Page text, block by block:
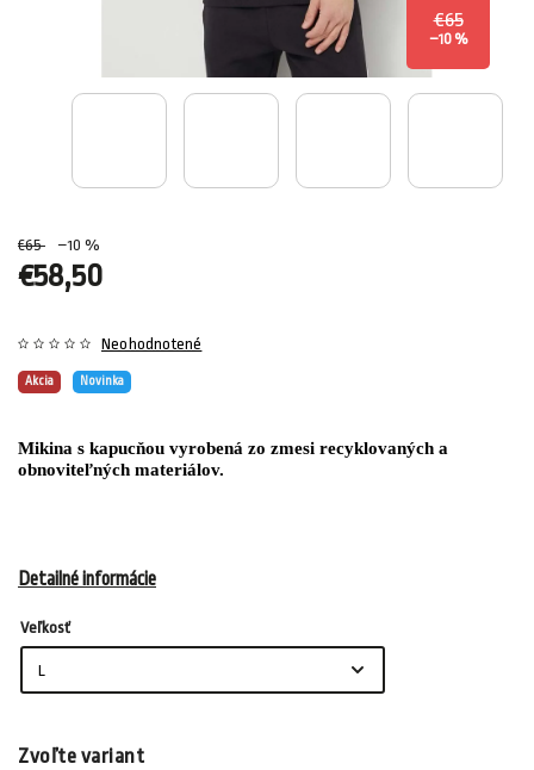
€65
–10 %
€65 –10 %
€58,50
Akcia Novinka
Neohodnotené
Mikina s kapucňou vyrobená zo zmesi recyklovaných a
obnoviteľných materiálov.
Detailné informácie
Veľkosť
Zvoľte variant